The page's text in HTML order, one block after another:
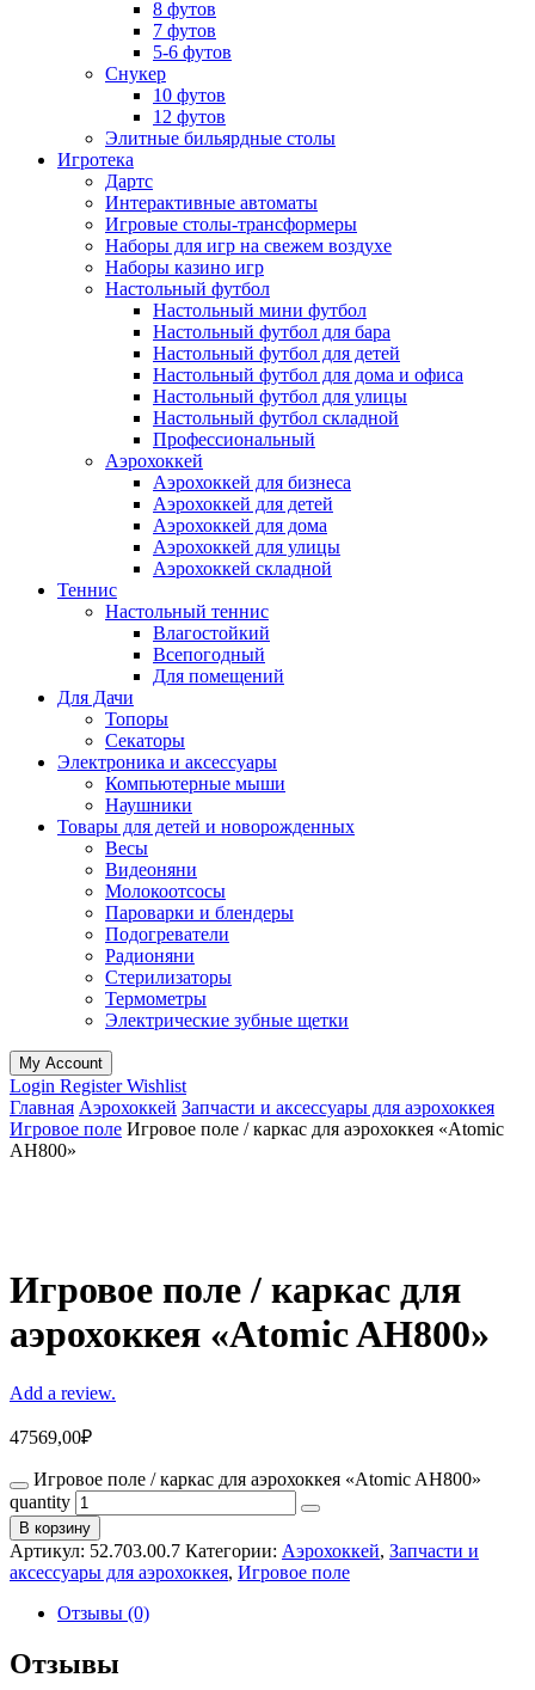
8 футов
7 футов
5-6 футов
Снукер
10 футов
12 футов
Элитные бильярдные столы
Игротека
Дартс
Интерактивные автоматы
Игровые столы-трансформеры
Наборы для игр на свежем воздухе
Наборы казино игр
Настольный футбол
Настольный мини футбол
Настольный футбол для бара
Настольный футбол для детей
Настольный футбол для дома и офиса
Настольный футбол для улицы
Настольный футбол складной
Профессиональный
Аэрохоккей
Аэрохоккей для бизнеса
Аэрохоккей для детей
Аэрохоккей для дома
Аэрохоккей для улицы
Аэрохоккей складной
Теннис
Настольный теннис
Влагостойкий
Всепогодный
Для помещений
Для Дачи
Топоры
Секаторы
Электроника и аксессуары
Компьютерные мыши
Наушники
Товары для детей и новорожденных
Весы
Видеоняни
Молокоотсосы
Пароварки и блендеры
Подогреватели
Радионяни
Стерилизаторы
Термометры
Электрические зубные щетки
My Account
Login RegisterWishlist
Главная Аэрохоккей Запчасти и аксессуары для аэрохоккея
Игровое поле Игровое поле / каркас для аэрохоккея «Atomic
AH800»
Игровое поле / каркас для
аэрохоккея «Atomic AH800»
Add a review.
47569,00₽
Игровое поле / каркас для аэрохоккея «Atomic AH800»
quantity
В корзину
Артикул: 52.703.00.7 Категории: Аэрохоккей, Запчасти и
аксессуары для аэрохоккея, Игровое поле
Отзывы (0)
Отзывы